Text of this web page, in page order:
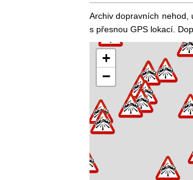
Archiv dopravních nehod,
s přesnou GPS lokací.
+
−